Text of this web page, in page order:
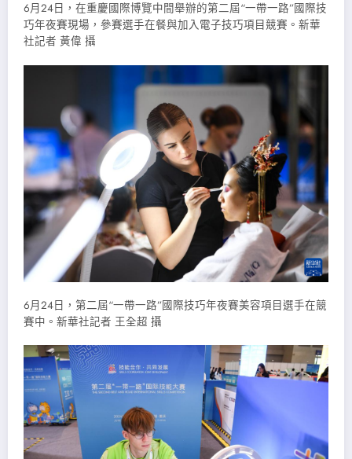
6月24日，在重慶國際博覽中間舉辦的第二屆“一帶一路”國際技
巧年夜賽現場，參賽選手在餐與加入電子技巧項目競賽。新華
社記者 黃偉 攝
6月24日，第二屆“一帶一路”國際技巧年夜賽美容項目選手在競
賽中。新華社記者 王全超 攝